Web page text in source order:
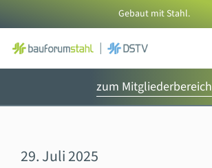
Inhalt
springen
Gebaut mit Stahl.
zum Mitgliederbereich
29. Juli 2025